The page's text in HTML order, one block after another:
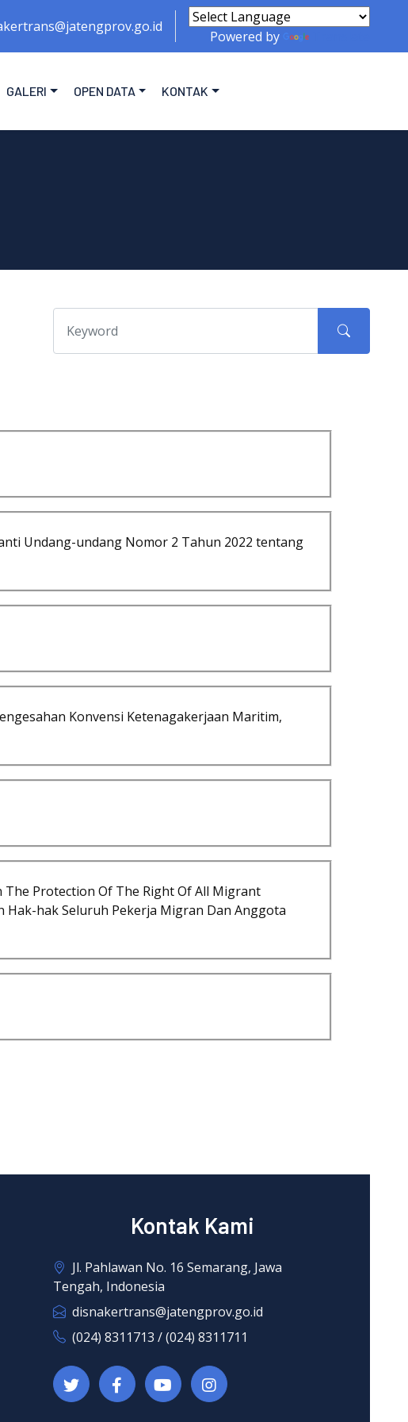
Powered by
GALERI OPEN DATA KONTAK
Undang-undang Nomor 2 Tahun 2022 tentang
Konvensi Ketenagakerjaan Maritim,
Protection Of The Right Of All Migrant
hak Seluruh Pekerja Migran Dan Anggota
Kontak Kami
Jl. Pahlawan No. 16 Semarang, Jawa
Tengah, Indonesia
disnakertrans@jatengprov.go.id
(024) 8311713 / (024) 8311711